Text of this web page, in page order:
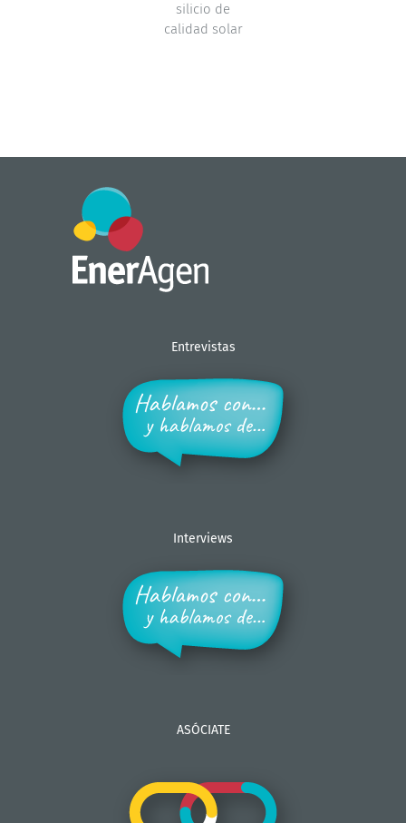
silicio de
calidad solar
Entrevistas
Interviews
ASÓCIATE